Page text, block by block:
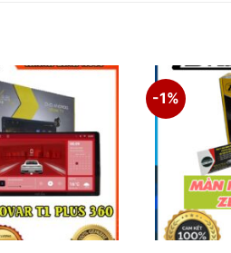
màn hình DVD Android Oled
-1%